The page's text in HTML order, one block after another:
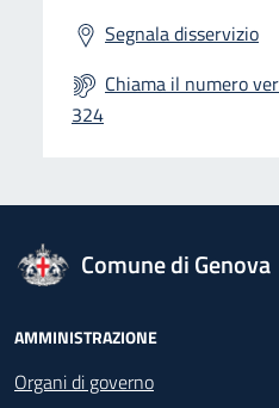
Segnala disservizio
Chiama il numero
324
logo Unione Europea
Comune di Genova
Footer -
AMMINISTRAZIONE
Organi di governo